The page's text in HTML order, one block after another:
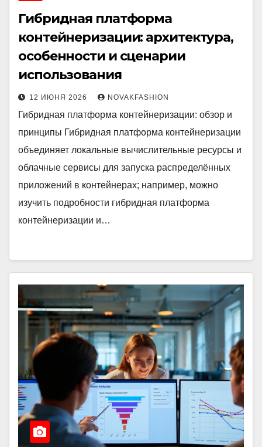
Гибридная платформа
контейнеризации: архитектура,
особенности и сценарии
использования
12 ИЮНЯ 2026 NOVAKFASHION
Гибридная платформа контейнеризации: обзор и
принципы Гибридная платформа контейнеризации
объединяет локальные вычислительные ресурсы и
облачные сервисы для запуска распределённых
приложений в контейнерах; например, можно
изучить подробности гибридная платформа
контейнеризации и…